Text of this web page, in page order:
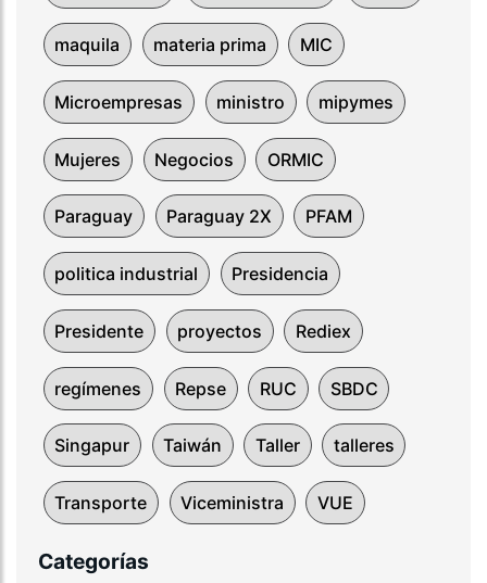
maquila materia prima MIC
Microempresas ministro mipymes
Mujeres Negocios ORMIC
Paraguay Paraguay 2X PFAM
politica industrial Presidencia
Presidente proyectos Rediex
regímenes Repse RUC SBDC
Singapur Taiwán Taller talleres
Transporte Viceministra VUE
Categorías